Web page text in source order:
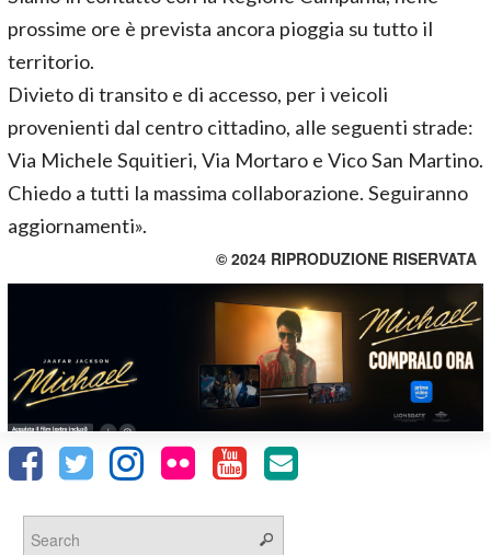
prossime ore è prevista ancora pioggia su tutto il
territorio.
Divieto di transito e di accesso, per i veicoli
provenienti dal centro cittadino, alle seguenti strade:
Via Michele Squitieri, Via Mortaro e Vico San Martino.
Chiedo a tutti la massima collaborazione. Seguiranno
aggiornamenti».
© 2024 RIPRODUZIONE RISERVATA